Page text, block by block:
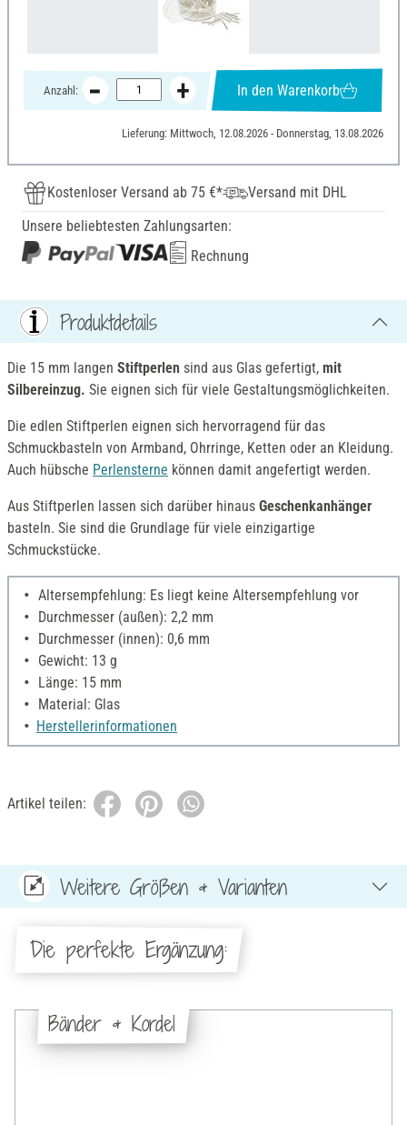
Anzahl: In den Warenkorb
Lieferung: Mittwoch, 12.08.2026 - Donnerstag, 13.08.2026
Kostenloser Versand ab 75 €*
Versand mit DHL
Unsere beliebtesten Zahlungsarten:
Rechnung
Produktdetails
Die 15 mm langen Stiftperlen sind aus Glas gefertigt, mit
Silbereinzug. Sie eignen sich für viele Gestaltungsmöglichkeiten.
Die edlen Stiftperlen eignen sich hervorragend für das
Schmuckbasteln von Armband, Ohrringe, Ketten oder an Kleidung.
Auch hübsche Perlensterne können damit angefertigt werden.
Aus Stiftperlen lassen sich darüber hinaus Geschenkanhänger
basteln. Sie sind die Grundlage für viele einzigartige
Schmuckstücke.
Altersempfehlung: Es liegt keine Altersempfehlung vor
Durchmesser (außen): 2,2 mm
Durchmesser (innen): 0,6 mm
Gewicht: 13 g
Länge: 15 mm
Material: Glas
Herstellerinformationen
Artikel teilen:
Weitere Größen & Varianten
Die perfekte Ergänzung:
Bänder & Kordel